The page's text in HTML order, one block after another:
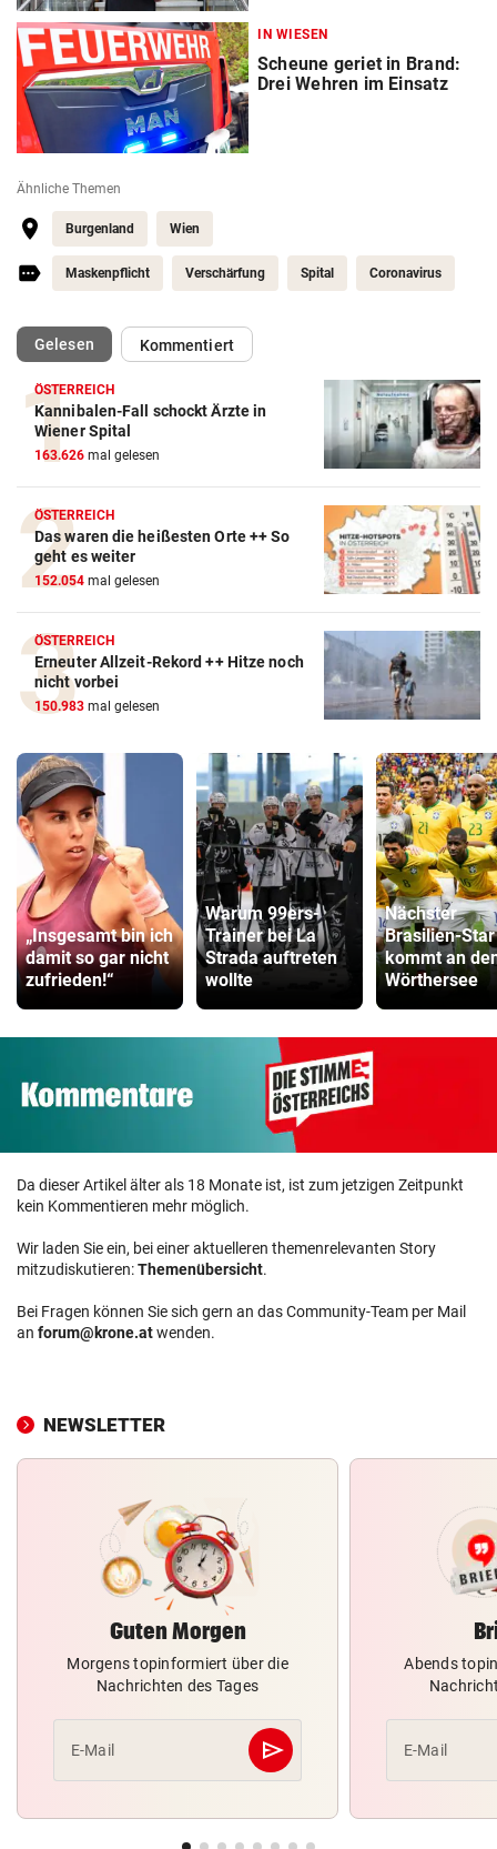
IN WIESEN
Scheune geriet in Brand:
Drei Wehren im Einsatz
Ähnliche Themen
Burgenland Wien
Maskenpflicht Verschärfung Spital Coronavirus
Gelesen(ausgewählt)Kommentiert
ÖSTERREICH
Kannibalen-Fall schockt Ärzte in
Wiener Spital
163.626 mal gelesen
ÖSTERREICH
Das waren die heißesten Orte ++ So
geht es weiter
152.054 mal gelesen
ÖSTERREICH
Erneuter Allzeit-Rekord ++ Hitze noch
nicht vorbei
150.983 mal gelesen
„Insgesamt bin ich
damit so gar nicht
zufrieden!“
Warum 99ers-
Trainer bei La
Strada auftreten
wollte
Nächster
Brasilien-Star
kommt an
Wörthersee
Da dieser Artikel älter als 18 Monate ist, ist zum jetzigen Zeitpunkt
kein Kommentieren mehr möglich.
Wir laden Sie ein, bei einer aktuelleren themenrelevanten Story
mitzudiskutieren:Themenübersicht.
Bei Fragen können Sie sich gern an das Community-Team per Mail
an forum@krone.atwenden.
NEWSLETTER
Guten Morgen
Morgens topinformiert über die
Nachrichten des Tages
E-Mail send
Abschicken
Abends
E-Mail